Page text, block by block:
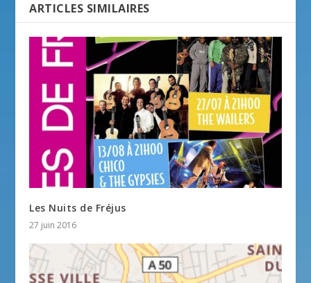
ARTICLES SIMILAIRES
Les Nuits de Fréjus
27 juin 2016